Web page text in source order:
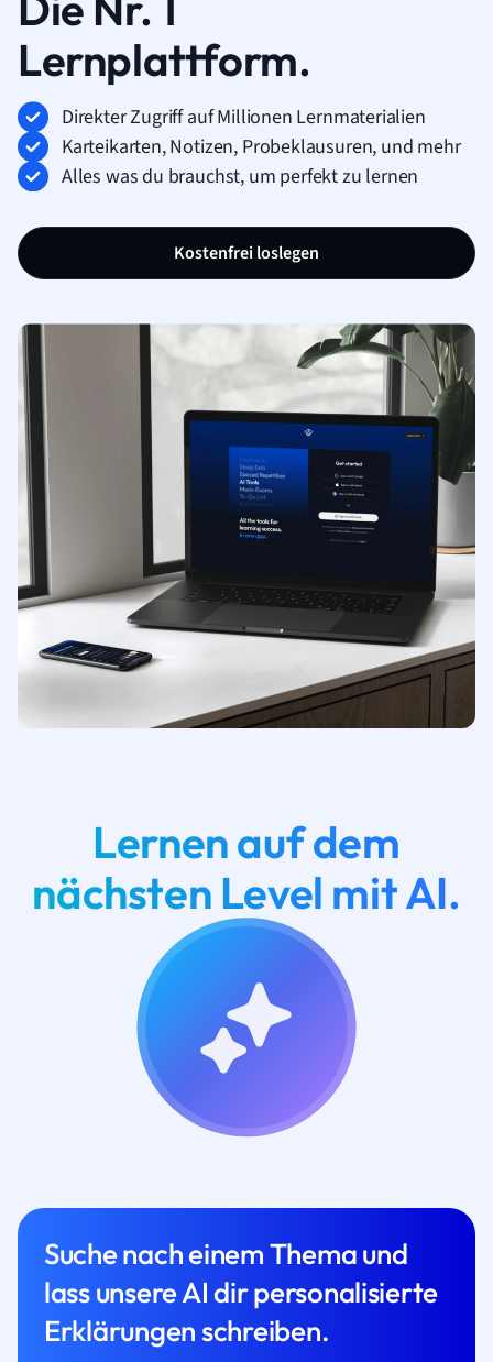
Lernplattform.
Direkter Zugriff auf Millionen Lernmaterialien
Karteikarten, Notizen, Probeklausuren, und mehr
Alles was du brauchst, um perfekt zu lernen
Kostenfrei loslegen
Lernen auf dem
nächsten Level mit AI.
Suche nach einem Thema und
lass unsere AI dir personalisierte
Erklärungen schreiben.